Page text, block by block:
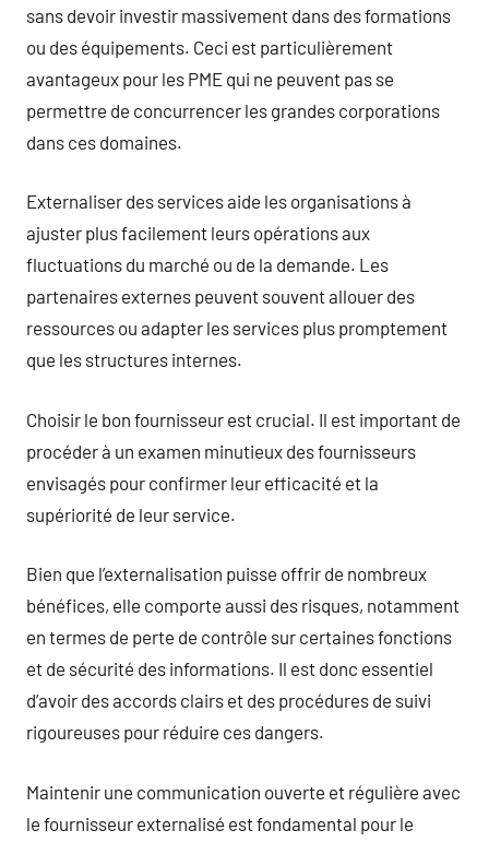
sans devoir investir massivement dans des formations
ou des équipements. Ceci est particulièrement
avantageux pour les PME qui ne peuvent pas se
permettre de concurrencer les grandes corporations
dans ces domaines.
Externaliser des services aide les organisations à
ajuster plus facilement leurs opérations aux
fluctuations du marché ou de la demande. Les
partenaires externes peuvent souvent allouer des
ressources ou adapter les services plus promptement
que les structures internes.
Choisir le bon fournisseur est crucial. Il est important de
procéder à un examen minutieux des fournisseurs
envisagés pour confirmer leur efficacité et la
supériorité de leur service.
Bien que l’externalisation puisse offrir de nombreux
bénéfices, elle comporte aussi des risques, notamment
en termes de perte de contrôle sur certaines fonctions
et de sécurité des informations. Il est donc essentiel
d’avoir des accords clairs et des procédures de suivi
rigoureuses pour réduire ces dangers.
Maintenir une communication ouverte et régulière avec
le fournisseur externalisé est fondamental pour le